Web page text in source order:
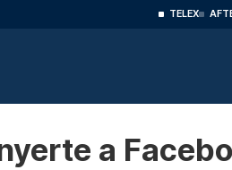
TELEX
a